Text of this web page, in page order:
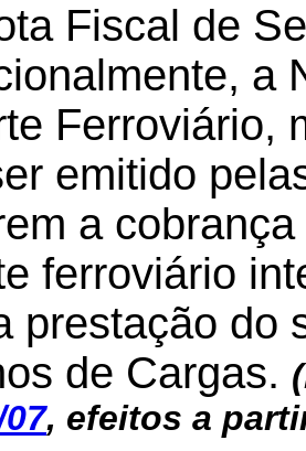
Fiscal de
a
Ferroviário,
emitido
a
ferroviário
prestação do
de Cargas. (
, efeitos a